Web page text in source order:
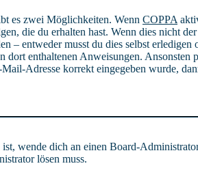
es zwei Möglichkeiten. Wenn COPPA
die du erhalten hast. Wenn dies nicht
– entweder musst du dies selbst erledigen
enthaltenen Anweisungen. Ansonsten
Adresse korrekt eingegeben wurde,
wende dich an einen Board-
lösen muss.